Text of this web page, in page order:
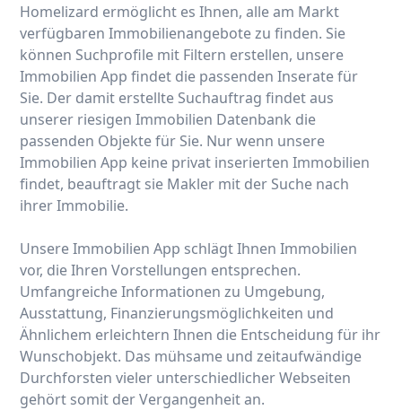
Homelizard ermöglicht es Ihnen, alle am Markt
verfügbaren Immobilienangebote zu finden. Sie
können Suchprofile mit Filtern erstellen, unsere
Immobilien App findet die passenden Inserate für
Sie. Der damit erstellte Suchauftrag findet aus
unserer riesigen Immobilien Datenbank die
passenden Objekte für Sie. Nur wenn unsere
Immobilien App keine privat inserierten Immobilien
findet, beauftragt sie Makler mit der Suche nach
ihrer Immobilie.
Unsere Immobilien App schlägt Ihnen Immobilien
vor, die Ihren Vorstellungen entsprechen.
Umfangreiche Informationen zu Umgebung,
Ausstattung, Finanzierungsmöglichkeiten und
Ähnlichem erleichtern Ihnen die Entscheidung für ihr
Wunschobjekt. Das mühsame und zeitaufwändige
Durchforsten vieler unterschiedlicher Webseiten
gehört somit der Vergangenheit an.